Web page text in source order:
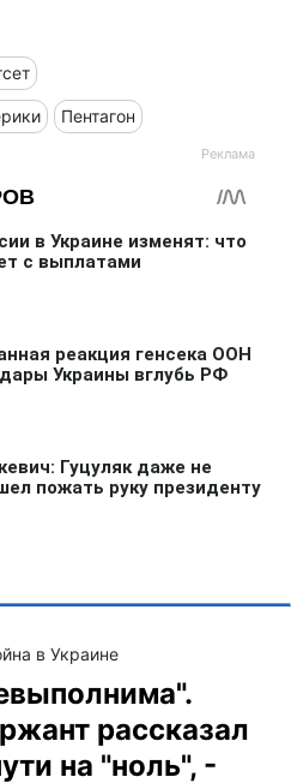
Пентагон
в Украине
рассказал
на "ноль", -